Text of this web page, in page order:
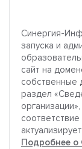
Синергия-
запуска и
сайт на
собственные
раздел
соответствие
Подробнее